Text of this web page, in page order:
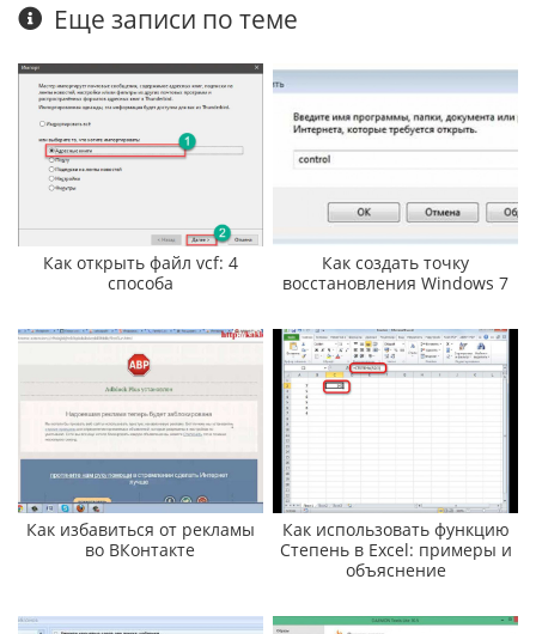
Еще записи по теме
Как открыть файл vcf: 4
способа
Как создать точку
восстановления Windows 7
Как избавиться от рекламы
во ВКонтакте
Как использовать функцию
Степень в Excel: примеры и
объяснение